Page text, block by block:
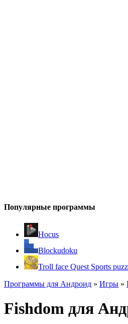
Популярные программы
Hocus
Blockudoku
Troll face Quest Sports
Программы для Андроид » Игры »
Fishdom для